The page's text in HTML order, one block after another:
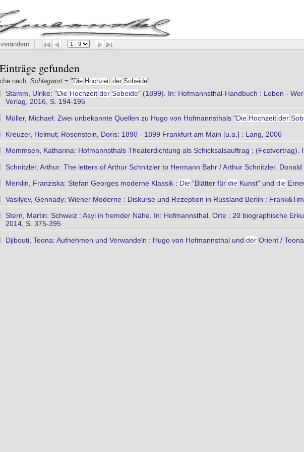
gefunden
nach: Schlagwort = " Die Hochzeit der Sobeide"
Stamm, Ulrike: "Die Hochzeit der Sobeide" (1899). In: Hofmannsthal-Handbuch : Leben -
Verlag, 2016, S. 194-195
Müller, Michael: Zwei unbekannte Quellen zu Hugo von Hofmannsthals "Die Hochzeit der
Kreuzer, Helmut; Rosenstein, Doris: 1890 - 1899 Frankfurt am Main [u.a.] : Lang, 2006
Mommsen, Katharina: Hofmannsthals Theaterdichtung als Schicksalsauftrag :
Schnitzler, Arthur: The letters of Arthur Schnitzler to Hermann Bahr / Arthur Schnitzler.
Merklin, Franziska: Stefan Georges moderne Klassik : Die "Blätter für die Kunst" und die
Vasilyev, Gennady: Wiener Moderne : Diskurse und Rezeption in Russland Berlin :
Stern, Martin: Schweiz : Asyl in fremder Nähe. In: Hofmannsthal. Orte : 20 biographische
2014, S. 375-395
Djibouti, Teona: Aufnehmen und Verwandeln : Hugo von Hofmannsthal und der Orient /